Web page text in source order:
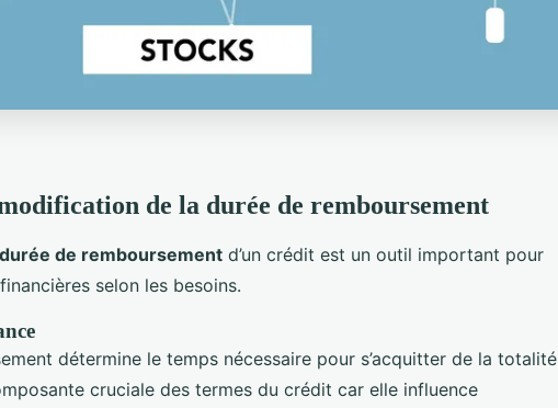
de la durée de remboursement
de remboursement d’un crédit est un outil important pour
selon les besoins.
détermine le temps nécessaire pour s’acquitter de la totalité
cruciale des termes du crédit car elle influence